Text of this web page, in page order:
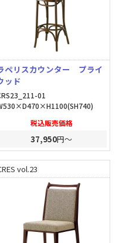
ペリスカウンター プライ
ッド
01
税込販売価格
37,950円～
vol.23